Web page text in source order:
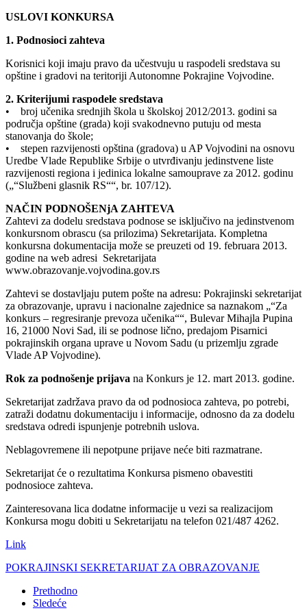
USLOVI KONKURSA
1. Podnosioci zahteva
Korisnici koji imaju pravo da učestvuju u raspodeli sredstava su
opštine i gradovi na teritoriji Autonomne Pokrajine Vojvodine.
2. Kriterijumi raspodele sredstava
• broj učenika srednjih škola u školskoj 2012/2013. godini sa
područja opštine (grada) koji svakodnevno putuju od mesta
stanovanja do škole;
• stepen razvijenosti opština (gradova) u AP Vojvodini na osnovu
Uredbe Vlade Republike Srbije o utvrđivanju jedinstvene liste
razvijenosti regiona i jedinica lokalne samouprave za 2012. godinu
(„“Službeni glasnik RS““, br. 107/12).
NAČIN PODNOŠENjA ZAHTEVA
Zahtevi za dodelu sredstava podnose se isključivo na jedinstvenom
konkursnom obrascu (sa prilozima) Sekretarijata. Kompletna
konkursna dokumentacija može se preuzeti od 19. februara 2013.
godine na web adresi Sekretarijata
www.obrazovanje.vojvodina.gov.rs
Zahtevi se dostavljaju putem pošte na adresu: Pokrajinski sekretarijat
za obrazovanje, upravu i nacionalne zajednice sa naznakom „“Za
konkurs – regresiranje prevoza učenika““, Bulevar Mihajla Pupina
16, 21000 Novi Sad, ili se podnose lično, predajom Pisarnici
pokrajinskih organa uprave u Novom Sadu (u prizemlju zgrade
Vlade AP Vojvodine).
Rok za podnošenje prijava na Konkurs je 12. mart 2013. godine.
Sekretarijat zadržava pravo da od podnosioca zahteva, po potrebi,
zatraži dodatnu dokumentaciju i informacije, odnosno da za dodelu
sredstava odredi ispunjenje potrebnih uslova.
Neblagovremene ili nepotpune prijave neće biti razmatrane.
Sekretarijat će o rezultatima Konkursa pismeno obavestiti
podnosioce zahteva.
Zainteresovana lica dodatne informacije u vezi sa realizacijom
Konkursa mogu dobiti u Sekretarijatu na telefon 021/487 4262.
Link
POKRAJINSKI SEKRETARIJAT ZA OBRAZOVANJE
Prethodno
Sledeće